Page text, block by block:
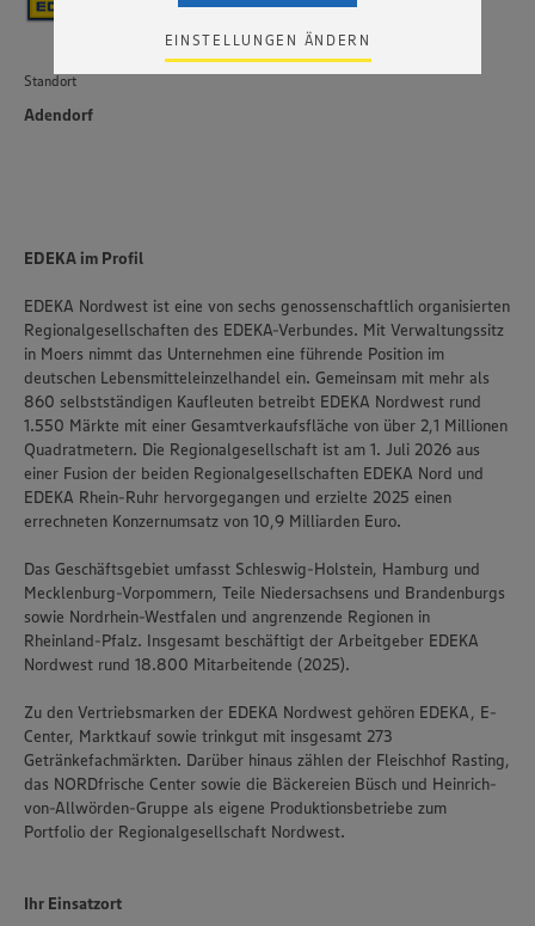
angemessenen Datenschutzniveau an. Es besteht das
Risiko eines Zugriffs durch US-amerikanische Behörden.
genannten Dienste Ihre Daten verarbeiten. Weitere
unseren Datenschutzhinweisen sowie in unserer Cookie
EINSTELLUNGEN ÄNDERN
Standort
Adendorf
EDEKA im Profil
EDEKA Nordwest ist eine von sechs genossenschaftlich organisierten
Regionalgesellschaften des EDEKA-Verbundes. Mit Verwaltungssitz
in Moers nimmt das Unternehmen eine führende Position im
deutschen Lebensmitteleinzelhandel ein. Gemeinsam mit mehr als
860 selbstständigen Kaufleuten betreibt EDEKA Nordwest rund
1.550 Märkte mit einer Gesamtverkaufsfläche von über 2,1 Millionen
Quadratmetern. Die Regionalgesellschaft ist am 1. Juli 2026 aus
einer Fusion der beiden Regionalgesellschaften EDEKA Nord und
EDEKA Rhein-Ruhr hervorgegangen und erzielte 2025 einen
errechneten Konzernumsatz von 10,9 Milliarden Euro.
Das Geschäftsgebiet umfasst Schleswig-Holstein, Hamburg und
Mecklenburg-Vorpommern, Teile Niedersachsens und Brandenburgs
sowie Nordrhein-Westfalen und angrenzende Regionen in
Rheinland-Pfalz. Insgesamt beschäftigt der Arbeitgeber EDEKA
Nordwest rund 18.800 Mitarbeitende (2025).
Zu den Vertriebsmarken der EDEKA Nordwest gehören EDEKA, E-
Center, Marktkauf sowie trinkgut mit insgesamt 273
Getränkefachmärkten. Darüber hinaus zählen der Fleischhof Rasting,
das NORDfrische Center sowie die Bäckereien Büsch und Heinrich-
von-Allwörden-Gruppe als eigene Produktionsbetriebe zum
Portfolio der Regionalgesellschaft Nordwest.
Ihr Einsatzort